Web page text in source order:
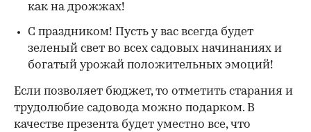
как на дрожжах!
С праздником! Пусть у вас всегда будет
зеленый свет во всех садовых начинаниях и
богатый урожай положительных эмоций!
Если позволяет бюджет, то отметить старания и
трудолюбие садовода можно подарком. В
качестве презента будет уместно все, что